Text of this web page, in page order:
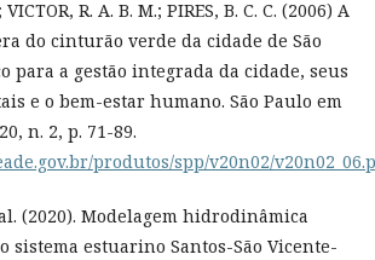
VICTOR, R. A. B. M.; PIRES, B. C. C. (2006) A
do cinturão verde da cidade de São
para a gestão integrada da cidade, seus
e o bem-estar humano. São Paulo em
n. 2, p. 71-89.
produtos/spp/v20n02/
(2020). Modelagem hidrodinâmica
estuarino Santos-São Vicente-